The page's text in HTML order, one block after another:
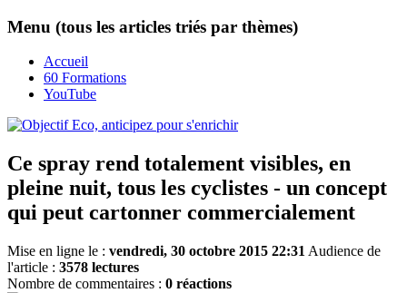
Menu (tous les articles triés par thèmes)
Accueil
60 Formations
YouTube
Ce spray rend totalement visibles, en
pleine nuit, tous les cyclistes - un concept
qui peut cartonner commercialement
Mise en ligne le : vendredi, 30 octobre 2015 22:31 Audience de
l'article : 3578 lectures
Nombre de commentaires : 0 réactions